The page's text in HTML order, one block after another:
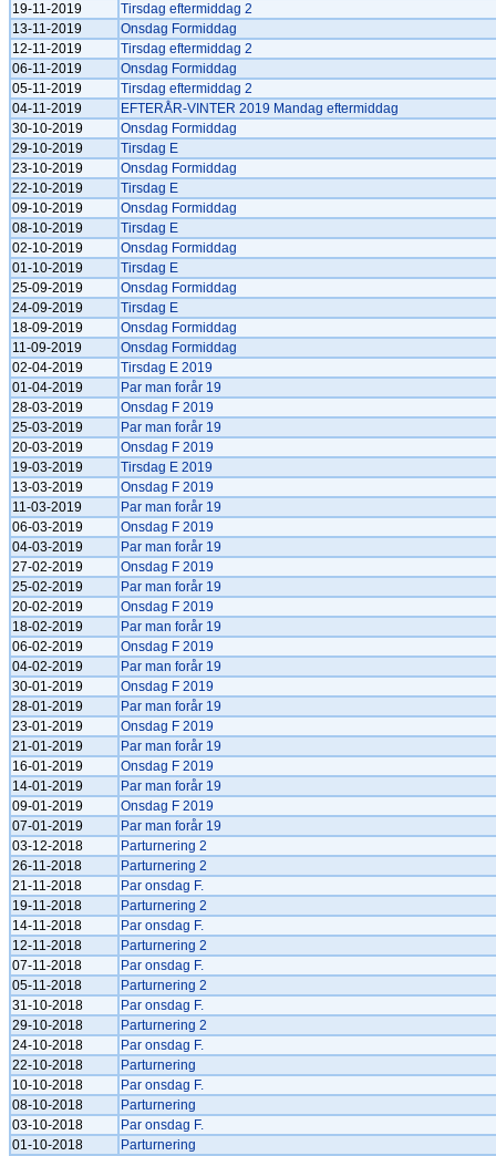
19-11-2019
Tirsdag eftermiddag 2
13-11-2019
Onsdag Formiddag
12-11-2019
Tirsdag eftermiddag 2
06-11-2019
Onsdag Formiddag
05-11-2019
Tirsdag eftermiddag 2
04-11-2019
EFTERÅR-VINTER 2019 Mandag eftermiddag
30-10-2019
Onsdag Formiddag
29-10-2019
Tirsdag E
23-10-2019
Onsdag Formiddag
22-10-2019
Tirsdag E
09-10-2019
Onsdag Formiddag
08-10-2019
Tirsdag E
02-10-2019
Onsdag Formiddag
01-10-2019
Tirsdag E
25-09-2019
Onsdag Formiddag
24-09-2019
Tirsdag E
18-09-2019
Onsdag Formiddag
11-09-2019
Onsdag Formiddag
02-04-2019
Tirsdag E 2019
01-04-2019
Par man forår 19
28-03-2019
Onsdag F 2019
25-03-2019
Par man forår 19
20-03-2019
Onsdag F 2019
19-03-2019
Tirsdag E 2019
13-03-2019
Onsdag F 2019
11-03-2019
Par man forår 19
06-03-2019
Onsdag F 2019
04-03-2019
Par man forår 19
27-02-2019
Onsdag F 2019
25-02-2019
Par man forår 19
20-02-2019
Onsdag F 2019
18-02-2019
Par man forår 19
06-02-2019
Onsdag F 2019
04-02-2019
Par man forår 19
30-01-2019
Onsdag F 2019
28-01-2019
Par man forår 19
23-01-2019
Onsdag F 2019
21-01-2019
Par man forår 19
16-01-2019
Onsdag F 2019
14-01-2019
Par man forår 19
09-01-2019
Onsdag F 2019
07-01-2019
Par man forår 19
03-12-2018
Parturnering 2
26-11-2018
Parturnering 2
21-11-2018
Par onsdag F.
19-11-2018
Parturnering 2
14-11-2018
Par onsdag F.
12-11-2018
Parturnering 2
07-11-2018
Par onsdag F.
05-11-2018
Parturnering 2
31-10-2018
Par onsdag F.
29-10-2018
Parturnering 2
24-10-2018
Par onsdag F.
22-10-2018
Parturnering
10-10-2018
Par onsdag F.
08-10-2018
Parturnering
03-10-2018
Par onsdag F.
01-10-2018
Parturnering